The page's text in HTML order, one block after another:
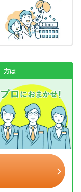
方は